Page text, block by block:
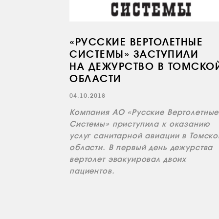
«РУССКИЕ ВЕРТОЛЕТНЫЕ
СИСТЕМЫ» ЗАСТУПИЛИ
НА ДЕЖУРСТВО В
ОБЛАСТИ
04.10.2018
Компания АО «Русские Вертолетные
Системы» приступила к оказанию
услуг санитарной авиации в
области. В первый день дежурства
вертолет эвакуировал двоих
пациентов.